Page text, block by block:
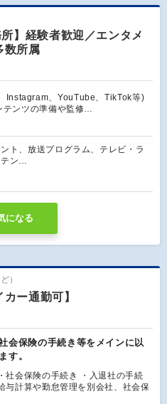
】経験者歓迎／エンタメ
数所属
Instagram、YouTube、TikTok等)
ンツの準備や監修…
ト、放送プログラム、テレビ・ラ
ン…
になる
）
ー通勤可】
会保険の手続き等をメインに以
す。
社会保険の手続き ・入退社の手続
計算や勤怠管理を別会社、社会保